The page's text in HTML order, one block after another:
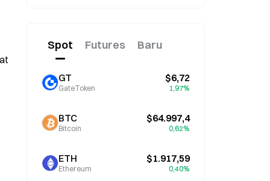
Spot Futures Baru
GT
GateToken
$6,72
1,97%
BTC
Bitcoin
$64.997,4
0,62%
ETH
Ethereum
$1.917,59
0,40%